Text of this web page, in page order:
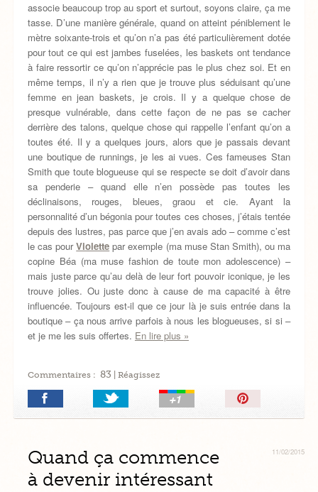
associe beaucoup trop au sport et surtout, soyons claire, ça me
tasse. D’une manière générale, quand on atteint péniblement le
mètre soixante-trois et qu’on n’a pas été particulièrement dotée
pour tout ce qui est jambes fuselées, les baskets ont tendance
à faire ressortir ce qu’on n’apprécie pas le plus chez soi. Et en
même temps, il n’y a rien que je trouve plus séduisant qu’une
femme en jean baskets, je crois. Il y a quelque chose de
presque vulnérable, dans cette façon de ne pas se cacher
derrière des talons, quelque chose qui rappelle l’enfant qu’on a
toutes été. Il y a quelques jours, alors que je passais devant
une boutique de runnings, je les ai vues. Ces fameuses Stan
Smith que toute blogueuse qui se respecte se doit d’avoir dans
sa penderie – quand elle n’en possède pas toutes les
déclinaisons, rouges, bleues, graou et cie. Ayant la
personnalité d’un bégonia pour toutes ces choses, j’étais tentée
depuis des lustres, pas parce que j’en avais ado – comme c’est
le cas pourViolette par exemple (ma muse Stan Smith), ou ma
copine Béa (ma muse fashion de toute mon adolescence) –
mais juste parce qu’au delà de leur fort pouvoir iconique, je les
trouve jolies. Ou juste donc à cause de ma capacité à être
influencée. Toujours est-il que ce jour là je suis entrée dans la
boutique – ça nous arrive parfois à nous les blogueuses, si si –
et je me les suis offertes. En lire plus »
Commentaires : 83 | Réagissez
Épingler!
11/02/2015
Quand ça commence
à devenir intéressant